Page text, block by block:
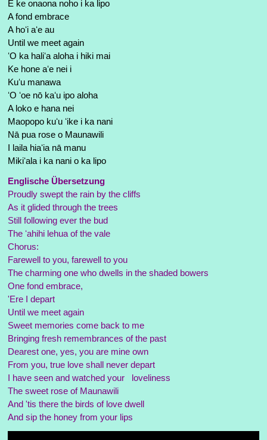
E ke onaona noho i ka lipo
A fond embrace
A hoʻi aʻe au
Until we meet again
ʻO ka haliʻa aloha i hiki mai
Ke hone aʻe nei i
Kuʻu manawa
ʻO ʻoe nō kaʻu ipo aloha
A loko e hana nei
Maopopo kuʻu ʻike i ka nani
Nā pua rose o Maunawili
I laila hiaʻia nā manu
Mikiʻala i ka nani o ka lipo
Englische Übersetzung
Proudly swept the rain by the cliffs
As it glided through the trees
Still following ever the bud
The ʻahihi lehua of the vale
Chorus:
Farewell to you, farewell to you
The charming one who dwells in the shaded bowers
One fond embrace,
'Ere I depart
Until we meet again
Sweet memories come back to me
Bringing fresh remembrances of the past
Dearest one, yes, you are mine own
From you, true love shall never depart
I have seen and watched your loveliness
The sweet rose of Maunawili
And 'tis there the birds of love dwell
And sip the honey from your lips